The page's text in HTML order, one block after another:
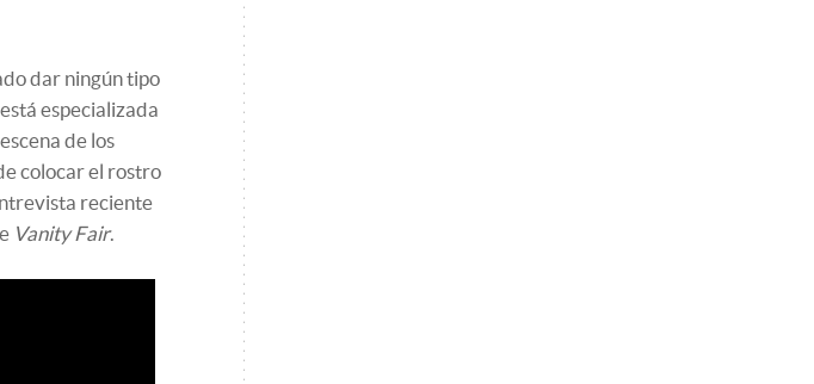
dar ningún tipo
especializada
de los
colocar el rostro
reciente
Vanity Fair.